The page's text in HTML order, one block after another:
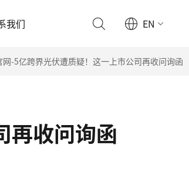
我们 EN
-5亿跨界光伏遭质疑！这一上市公司再收问询函
再收问询函